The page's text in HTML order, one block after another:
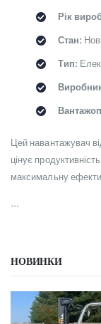
Рік
Стан:
Тип:
Цей навантажувач
цінує
максимальну
```
НОВИНКИ